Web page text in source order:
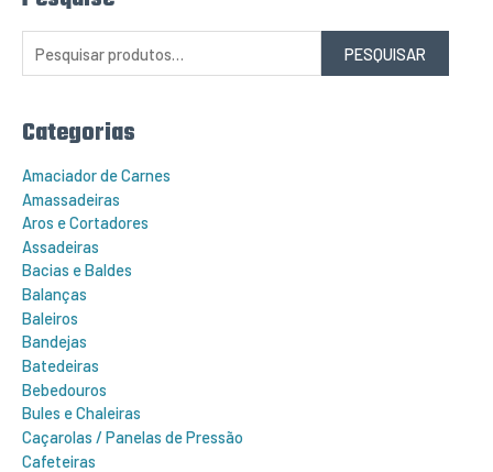
e
i
p
:
PESQUISAR
Categorias
Amaciador de Carnes
Amassadeiras
Aros e Cortadores
Assadeiras
Bacias e Baldes
Balanças
Baleiros
Bandejas
Batedeiras
Bebedouros
Bules e Chaleiras
Caçarolas / Panelas de Pressão
Cafeteiras